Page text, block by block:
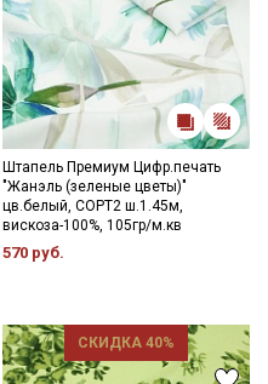
Штапель Премиум Цифр.печать
"Жанэль (зеленые цветы)"
цв.белый, СОРТ2 ш.1.45м,
вискоза-100%, 105гр/м.кв
570 руб.
СКИДКА 40%